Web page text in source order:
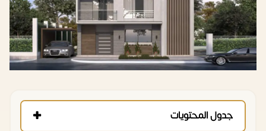
جدول المحتويات